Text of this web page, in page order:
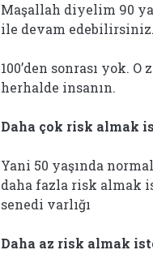
Maşallah diyelim 90
ile devam edebilirsiniz.
100’den sonrası yok.
herhalde insanın.
Daha çok risk almak
Yani 50 yaşında
daha fazla risk almak
senedi varlığı
Daha az risk almak